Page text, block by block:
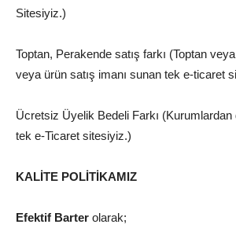
Sitesiyiz.)
Toptan, Perakende satış farkı (Toptan
veya ürün satış imanı sunan tek e-ticaret
Ücretsiz Üyelik Bedeli Farkı
tek e-Ticaret sitesiyiz.)
KALİTE POLİTİKAMIZ
Efektif Barter olarak;